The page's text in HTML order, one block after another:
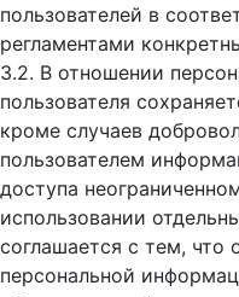
пользователей в
регламентами
3.2. В отношении
пользователя
кроме случаев
пользователем
доступа
использовании
соглашается с тем, что
персональной